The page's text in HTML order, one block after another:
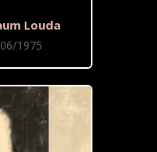
Louda
1975